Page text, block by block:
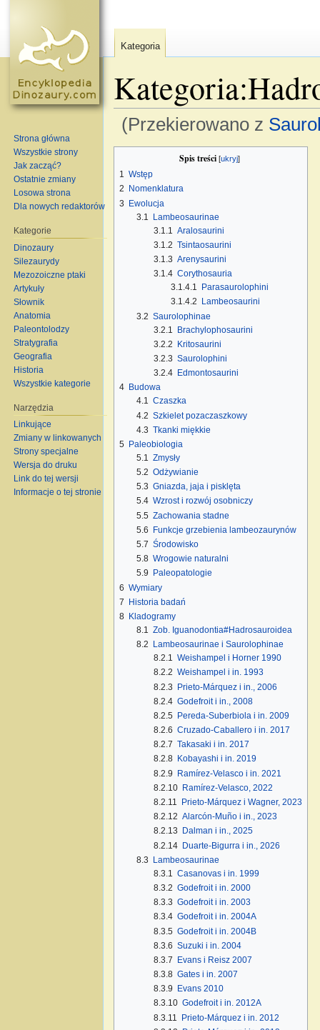
(Przekierowano z
Spis treści [ukryj]
1 Wstęp
2
Nomenklatura
3 Ewolucja
3.1
Lambeosaurinae
3.1.1
Aralosaurini
3.1.2 Tsintaosaurini
3.1.3 Arenysaurini
3.1.4 Corythosauria
3.1.4.1
Parasaurolophini
3.1.4.2
Lambeosaurini
3.2 Saurolophinae
3.2.1
Brachylophosaurini
3.2.2 Kritosaurini
3.2.3 Saurolophini
3.2.4 Edmontosaurini
4 Budowa
4.1 Czaszka
4.2 Szkielet pozaczaszkowy
4.3 Tkanki miękkie
5 Paleobiologia
5.1 Zmysły
5.2 Odżywianie
5.3 Gniazda, jaja i pisklęta
5.4 Wzrost i rozwój osobniczy
5.5 Zachowania stadne
5.6 Funkcje grzebienia lambeozaurynów
5.7 Środowisko
5.8 Wrogowie naturalni
5.9
Paleopatologie
6 Wymiary
7 Historia badań
8 Kladogramy
8.1 Zob. Iguanodontia#Hadrosauroidea
8.2
Lambeosaurinae i Saurolophinae
8.2.1 Weishampel i Horner 1990
8.2.2 Weishampel i in. 1993
8.2.3 Prieto-Márquez i in., 2006
8.2.4 Godefroit i in., 2008
8.2.5 Pereda-Suberbiola i in. 2009
8.2.6 Cruzado-Caballero i in. 2017
8.2.7 Takasaki i in. 2017
8.2.8 Kobayashi i in. 2019
8.2.9 Ramírez-Velasco i in. 2021
8.2.10 Ramírez-Velasco, 2022
8.2.11
Prieto-Márquez i Wagner, 2023
8.2.12 Alarcón-Muño i in., 2023
8.2.13
Dalman i in., 2025
8.2.14 Duarte-Bigurra i in., 2026
8.3 Lambeosaurinae
8.3.1
Casanovas i in. 1999
8.3.2 Godefroit i in. 2000
8.3.3 Godefroit i in. 2003
8.3.4 Godefroit i in. 2004A
8.3.5 Godefroit i in. 2004B
8.3.6 Suzuki i in. 2004
8.3.7 Evans i Reisz 2007
8.3.8 Gates i in. 2007
8.3.9
Evans 2010
8.3.10 Godefroit i in. 2012A
8.3.11
Prieto-Márquez i in. 2012
Kategoria
Strona główna
Wszystkie strony
Jak zacząć?
Ostatnie zmiany
Losowa strona
Dla nowych redaktorów
Kategorie
Dinozaury
Silezaurydy
Mezozoiczne ptaki
Artykuły
Słownik
Anatomia
Paleontolodzy
Stratygrafia
Geografia
Historia
Wszystkie kategorie
Narzędzia
Linkujące
Zmiany w linkowanych
Strony specjalne
Wersja do druku
Link do tej wersji
Informacje o tej stronie